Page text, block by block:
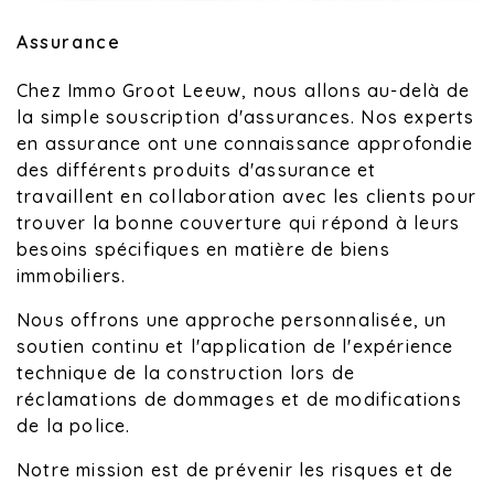
Assurance
Chez Immo Groot Leeuw, nous allons au-delà de
la simple souscription d'assurances. Nos experts
en assurance ont une connaissance approfondie
des différents produits d'assurance et
travaillent en collaboration avec les clients pour
trouver la bonne couverture qui répond à leurs
besoins spécifiques en matière de biens
immobiliers.
Nous offrons une approche personnalisée, un
soutien continu et l'application de l'expérience
technique de la construction lors de
réclamations de dommages et de modifications
de la police.
Notre mission est de prévenir les risques et de